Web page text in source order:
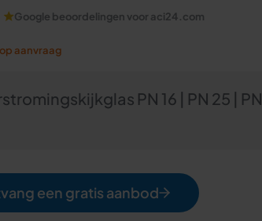
Google beoordelingen voor aci24.com
aanvraag
PN 16 | PN 25 | PN
een gratis aanbod